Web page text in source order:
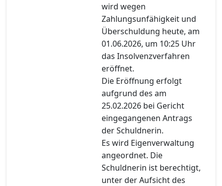
wird wegen
Zahlungsunfähigkeit und
Überschuldung heute, am
01.06.2026, um 10:25 Uhr
das Insolvenzverfahren
eröffnet.
Die Eröffnung erfolgt
aufgrund des am
25.02.2026 bei Gericht
eingegangenen Antrags
der Schuldnerin.
Es wird Eigenverwaltung
angeordnet. Die
Schuldnerin ist berechtigt,
unter der Aufsicht des